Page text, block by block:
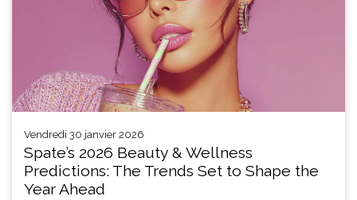
vendredi 30 janvier 2026
Spate’s 2026 Beauty & Wellness
Predictions: The Trends Set to Shape the
Year Ahead